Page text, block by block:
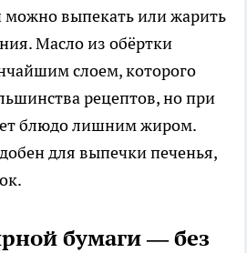
выпекать или жарить
Масло из обёртки
слоем, которого
рецептов, но при
блюдо лишним жиром.
для выпечки печенья,
бумаги — без